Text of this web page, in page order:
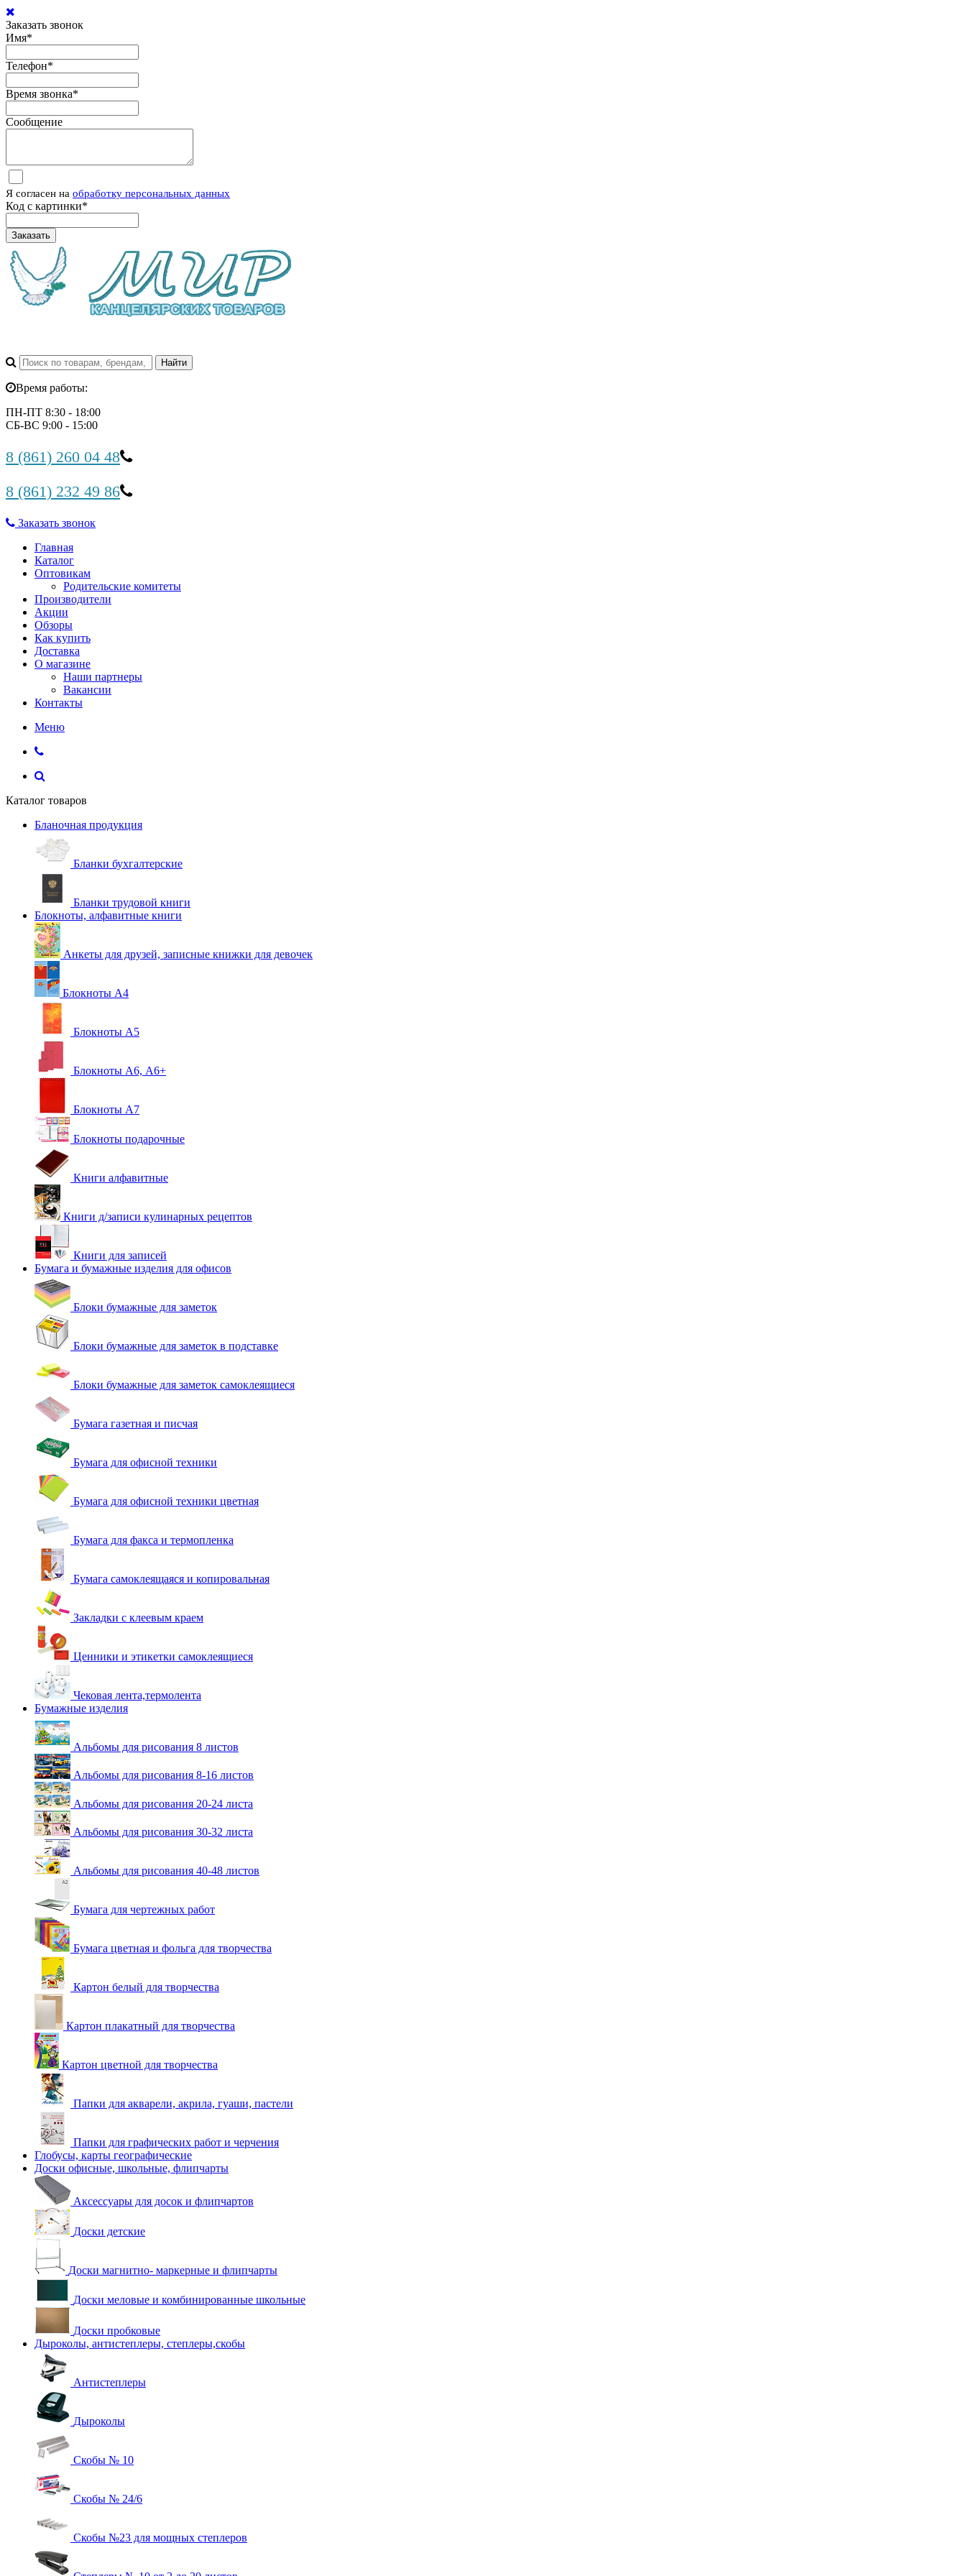
Заказать звонок
Имя*
Телефон*
Время звонка*
Сообщение
Я согласен на обработку персональных данных
Код с картинки*
Заказать
Время работы:
ПН-ПТ 8:30 - 18:00
СБ-ВС 9:00 - 15:00
8 (861) 260 04 48
8 (861) 232 49 86
Заказать звонок
Главная
Каталог
Оптовикам
Родительские комитеты
Производители
Акции
Обзоры
Как купить
Доставка
О магазине
Наши партнеры
Вакансии
Контакты
Меню
Каталог товаров
Бланочная продукция
Бланки бухгалтерские
Бланки трудовой книги
Блокноты, алфавитные книги
Анкеты для друзей, записные книжки для девочек
Блокноты А4
Блокноты А5
Блокноты А6, А6+
Блокноты А7
Блокноты подарочные
Книги алфавитные
Книги д/записи кулинарных рецептов
Книги для записей
Бумага и бумажные изделия для офисов
Блоки бумажные для заметок
Блоки бумажные для заметок в подставке
Блоки бумажные для заметок самоклеящиеся
Бумага газетная и писчая
Бумага для офисной техники
Бумага для офисной техники цветная
Бумага для факса и термопленка
Бумага самоклеящаяся и копировальная
Закладки с клеевым краем
Ценники и этикетки самоклеящиеся
Чековая лента,термолента
Бумажные изделия
Альбомы для рисования 8 листов
Альбомы для рисования 8-16 листов
Альбомы для рисования 20-24 листа
Альбомы для рисования 30-32 листа
Альбомы для рисования 40-48 листов
Бумага для чертежных работ
Бумага цветная и фольга для творчества
Картон белый для творчества
Картон плакатный для творчества
Картон цветной для творчества
Папки для акварели, акрила, гуаши, пастели
Папки для графических работ и черчения
Глобусы, карты географические
Доски офисные, школьные, флипчарты
Аксессуары для досок и флипчартов
Доски детские
Доски магнитно- маркерные и флипчарты
Доски меловые и комбинированные школьные
Доски пробковые
Дыроколы, антистеплеры, степлеры,скобы
Антистеплеры
Дыроколы
Скобы № 10
Скобы № 24/6
Скобы №23 для мощных степлеров